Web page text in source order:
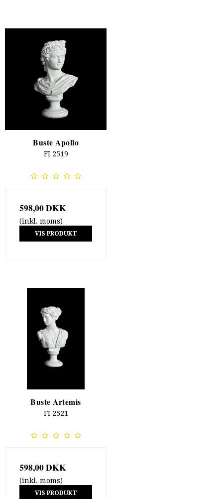
Buste Apollo
FI 2519
598,00 DKK
(inkl. moms)
VIS PRODUKT
Buste Artemis
FI 2521
598,00 DKK
(inkl. moms)
VIS PRODUKT